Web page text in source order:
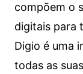
compõem o
digitais para
Digio é uma
todas as